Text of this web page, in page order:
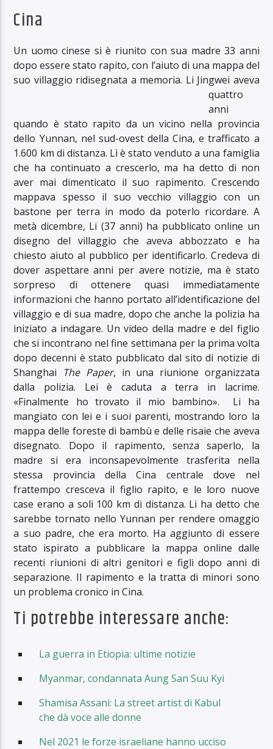
Cina
Un uomo cinese si è riunito con sua madre 33 anni
dopo essere stato rapito, con l’aiuto di una mappa del
suo villaggio ridisegnata a memoria. Li Jingwei aveva
quattro
anni
quando è stato rapito da un vicino nella provincia
dello Yunnan, nel sud-ovest della Cina, e trafficato a
1.600 km di distanza. Lì è stato venduto a una famiglia
che ha continuato a crescerlo, ma ha detto di non
aver mai dimenticato il suo rapimento. Crescendo
mappava spesso il suo vecchio villaggio con un
bastone per terra in modo da poterlo ricordare. A
metà dicembre, Li (37 anni) ha pubblicato online un
disegno del villaggio che aveva abbozzato e ha
chiesto aiuto al pubblico per identificarlo. Credeva di
dover aspettare anni per avere notizie, ma è stato
sorpreso di ottenere quasi immediatamente
informazioni che hanno portato all’identificazione del
villaggio e di sua madre, dopo che anche la polizia ha
iniziato a indagare. Un video della madre e del figlio
che si incontrano nel fine settimana per la prima volta
dopo decenni è stato pubblicato dal sito di notizie di
Shanghai The Paper, in una riunione organizzata
dalla polizia. Lei è caduta a terra in lacrime.
«Finalmente ho trovato il mio bambino». Li ha
mangiato con lei e i suoi parenti, mostrando loro la
mappa delle foreste di bambù e delle risaie che aveva
disegnato. Dopo il rapimento, senza saperlo, la
madre si era inconsapevolmente trasferita nella
stessa provincia della Cina centrale dove nel
frattempo cresceva il figlio rapito, e le loro nuove
case erano a soli 100 km di distanza. Li ha detto che
sarebbe tornato nello Yunnan per rendere omaggio
a suo padre, che era morto. Ha aggiunto di essere
stato ispirato a pubblicare la mappa online dalle
recenti riunioni di altri genitori e figli dopo anni di
separazione. Il rapimento e la tratta di minori sono
un problema cronico in Cina.
Ti potrebbe interessare anche:
La guerra in Etiopia: ultime notizie
Myanmar, condannata Aung San Suu Kyi
Shamisa Assani: La street artist di Kabul
che dà voce alle donne
Nel 2021 le forze israeliane hanno ucciso